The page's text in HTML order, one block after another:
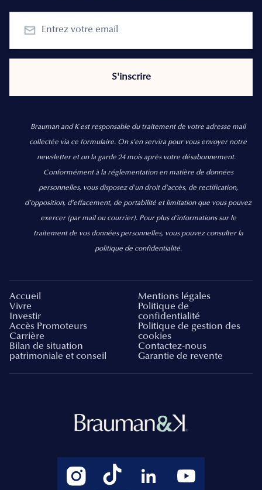
Brauman and K est responsable du traitement de votre adresse mail
collectée via ce formulaire. On s’en servira pour vous envoyer notre
newsletter et on la garde 24 mois après votre désabonnement.
Conformément à la réglementation en matière de données
personnelles, vous disposez d'un droit d'accès, de rectification,
d’opposition, d’effacement, de portabilité et limitation que vous pouvez
exercer (par mail ou courrier). Pour plus d’informations sur le
traitement de vos données personnelles, vous pouvez consulter la
politique de confidentialité.
Accueil
Vivre
Investir
Accès Promoteurs
Carrière
Bilan de situation
patrimoniale et conseil
Mentions légales
Politique de
confidentialité
Politique de gestion des
cookies
Contactez-nous
Garantie de revente